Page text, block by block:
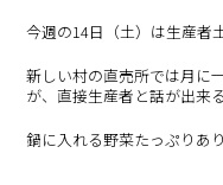
今週の14日（土）は生産者
新しい村の直売所では月に
が、直接生産者と話が出来
鍋に入れる野菜たっぷりあ